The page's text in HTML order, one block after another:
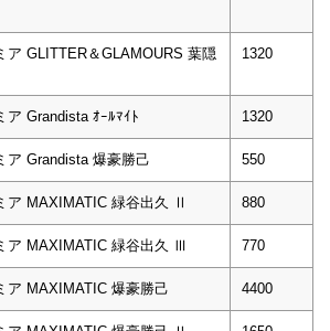
ア GLITTER＆GLAMOURS 葉隠
1320
ア Grandista ｵｰﾙﾏｲﾄ 1320
ア Grandista 爆豪勝己 550
ア MAXIMATIC 緑谷出久 Ⅱ 880
ア MAXIMATIC 緑谷出久 Ⅲ 770
ア MAXIMATIC 爆豪勝己 4400